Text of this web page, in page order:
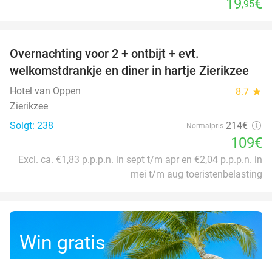
19,95€
Overnachting voor 2 + ontbijt + evt.
welkomstdrankje en diner in hartje Zierikzee
Hotel van Oppen 8.7 star
Zierikzee
Solgt: 238
Normalpris 214€
109€
Excl. ca. €1,83 p.p.p.n. in sept t/m apr en €2,04 p.p.p.n. in
mei t/m aug toeristenbelasting
Win gratis